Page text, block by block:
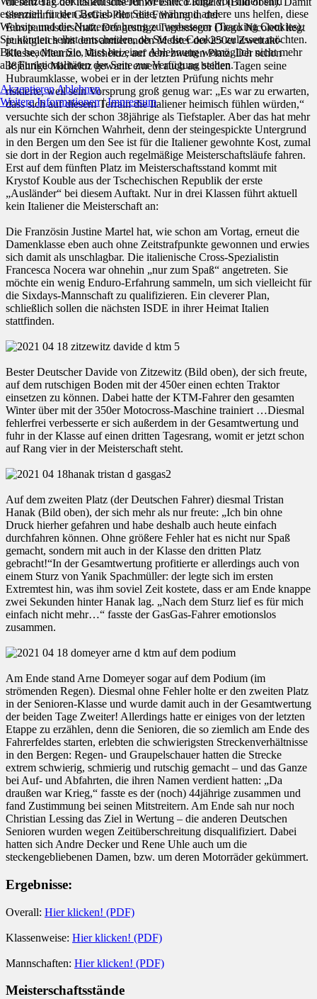
übernimmt der GasGas-Pilot die Führung in der
Europameisterschaft. Der gestrige Tagessieger Diego Nicoletti liegt
punktgleich mit dem amtierenden Meister der 250er Zweitakt-
Klasse, Maurizio Micheluz, auf dem zweiten Platz. Der schon
38jährige Micheluz gewann erneut auch an beiden Tagen seine
Hubraumklasse, wobei er in der letzten Prüfung nichts mehr
riskierte, weil sein Vorsprung groß genug war: „Es war zu erwarten,
dass sich auf diesem Terrain die Italiener heimisch fühlen würden,“
versuchte sich der schon 38jährige als Tiefstapler. Aber das hat mehr
als nur ein Körnchen Wahrheit, denn der steingespickte Untergrund
in den Bergen um den See ist für die Italiener gewohnte Kost, zumal
sie dort in der Region auch regelmäßige Meisterschaftsläufe fahren.
Erst auf dem fünften Platz im Meisterschaftsstand kommt mit
Krystof Kouble aus der Tschechischen Republik der erste
„Ausländer“ bei diesem Auftakt. Nur in drei Klassen führt aktuell
kein Italiener die Meisterschaft an:
Die Französin Justine Martel hat, wie schon am Vortag, erneut die
Damenklasse eben auch ohne Zeitstrafpunkte gewonnen und erwies
sich damit als unschlagbar. Die italienische Cross-Spezialistin
Francesca Nocera war ohnehin „nur zum Spaß“ angetreten. Sie
möchte ein wenig Enduro-Erfahrung sammeln, um sich vielleicht für
die Sixdays-Mannschaft zu qualifizieren. Ein cleverer Plan,
schließlich sollen die nächsten ISDE in ihrer Heimat Italien
stattfinden.
Bester Deutscher Davide von Zitzewitz (Bild oben), der sich freute,
auf dem rutschigen Boden mit der 450er einen echten Traktor
einsetzen zu können. Dabei hatte der KTM-Fahrer den gesamten
Winter über mit der 350er Motocross-Maschine trainiert …Diesmal
fehlerfrei verbesserte er sich außerdem in der Gesamtwertung und
fuhr in der Klasse auf einen dritten Tagesrang, womit er jetzt schon
auf Rang vier in der Meisterschaft steht.
Auf dem zweiten Platz (der Deutschen Fahrer) diesmal Tristan
Hanak (Bild oben), der sich mehr als nur freute: „Ich bin ohne
Druck hierher gefahren und habe deshalb auch heute einfach
durchfahren können. Ohne größere Fehler hat es nicht nur Spaß
gemacht, sondern mit auch in der Klasse den dritten Platz
gebracht!“In der Gesamtwertung profitierte er allerdings auch von
einem Sturz von Yanik Spachmüller: der legte sich im ersten
Extremtest hin, was ihm soviel Zeit kostete, dass er am Ende knappe
zwei Sekunden hinter Hanak lag. „Nach dem Sturz lief es für mich
einfach nicht mehr…“ fasste der GasGas-Fahrer emotionslos
zusammen.
Am Ende stand Arne Domeyer sogar auf dem Podium (im
strömenden Regen). Diesmal ohne Fehler holte er den zweiten Platz
in der Senioren-Klasse und wurde damit auch in der Gesamtwertung
der beiden Tage Zweiter! Allerdings hatte er einiges von der letzten
Etappe zu erzählen, denn die Senioren, die so ziemlich am Ende des
Fahrerfeldes starten, erlebten die schwierigsten Streckenverhältnisse
in den Bergen: Regen- und Graupelschauer hatten die Strecke
extrem schwierig, schmierig und rutschig gemacht – und das Ganze
bei Auf- und Abfahrten, die ihren Namen verdient hatten: „Da
draußen war Krieg,“ fasste es der (noch) 44jährige zusammen und
fand Zustimmung bei seinen Mitstreitern. Am Ende sah nur noch
Christian Lessing das Ziel in Wertung – die anderen Deutschen
Senioren wurden wegen Zeitüberschreitung disqualifiziert. Dabei
hatten sich Andre Decker und Rene Uhle auch um die
steckengebliebenen Damen, bzw. um deren Motorräder gekümmert.
Ergebnisse:
Overall: Hier klicken! (PDF)
Klassenweise: Hier klicken! (PDF)
Mannschaften: Hier klicken! (PDF)
Meisterschaftsstände
essenziell für den Betrieb der Seite, während andere uns helfen, diese
Website und die Nutzererfahrung zu verbessern (Tracking Cookies).
Sie können selbst entscheiden, ob Sie die Cookies zulassen möchten.
Bitte beachten Sie, dass bei einer Ablehnung womöglich nicht mehr
alle Funktionalitäten der Seite zur Verfügung stehen.
AkzeptierenAblehnen
Weitere Informationen|Impressum